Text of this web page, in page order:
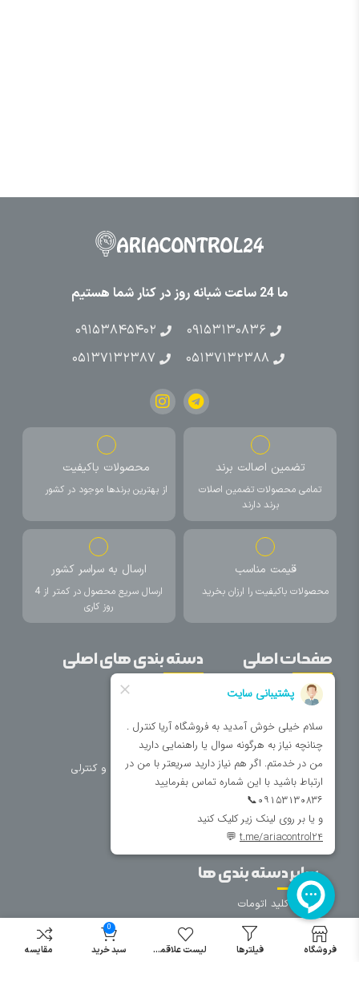
ما 24 ساعت شبانه روز در کنار شما هستیم
۰۹۱۵۳۱۳۰۸۳۶
۰۹۱۵۳۸۴۵۴۰۲
۰۵۱۳۷۱۳۲۳۸۸
۰۵۱۳۷۱۳۲۳۸۷
تضمین اصالت برند
تمامی محصولات تضمین اصلات
برند دارند
محصولات باکیفیت
از بهترین برندها موجود در کشور
قیمت مناسب
محصولات باکیفیت را ارزان بخرید
ارسال به سراسر کشور
ارسال سریع محصول در کمتر از 4
روز کاری
صفحات اصلی
خانه
درباره ما
تماس با ما
فروشگاه
دسته بندی های اصلی
اتوماسیون
تجهیزات تابلویی
تجهیزات حفاظتی و کنترلی
روشنایی
سایر دسته بندی ها
خرید کلید اتومات
خرید کنتاکتور
خرید فیوز
فروشگاه فیلترها لیست علاقمندی
0
سبد خرید مقایسه